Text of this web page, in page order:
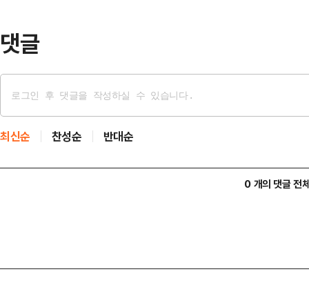
댓글
최신순 찬성순 반대순
0 개의 댓글 전